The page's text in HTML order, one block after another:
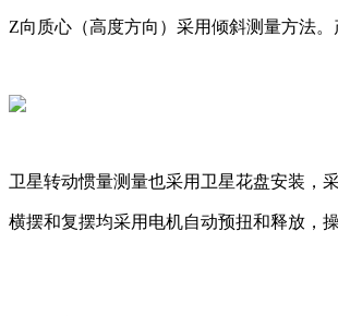
Z向质心（高度方向）采用倾斜测量方法。
卫星转动惯量测量也采用卫星花盘安装，
横摆和复摆均采用电机自动预扭和释放，